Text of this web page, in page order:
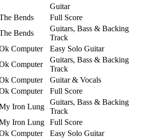
Guitar
Bends
Full Score
Bends
Guitars, Bass & Backing
Track
Computer
Easy Solo Guitar
Computer
Guitars, Bass & Backing
Track
Computer
Guitar & Vocals
Computer
Full Score
Iron Lung
Guitars, Bass & Backing
Track
Iron Lung
Full Score
Computer
Easy Solo Guitar